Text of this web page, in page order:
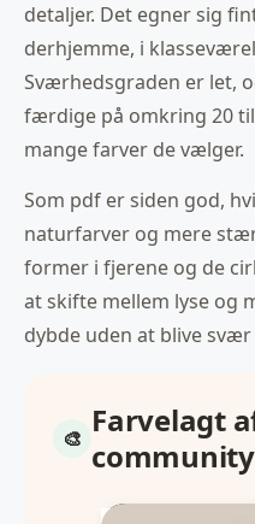
detaljer. Det egner sig
derhjemme, i
Sværhedsgraden er let,
færdige på omkring 20
mange farver de vælger.
Som pdf er siden god,
naturfarver og mere
former i fjerene og de
at skifte mellem lyse og
dybde uden at blive
Farvelagt
community